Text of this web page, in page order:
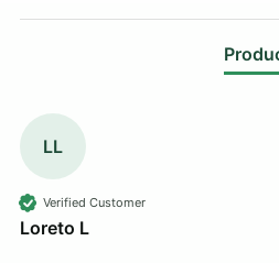
LL
Verified Customer
Loreto L